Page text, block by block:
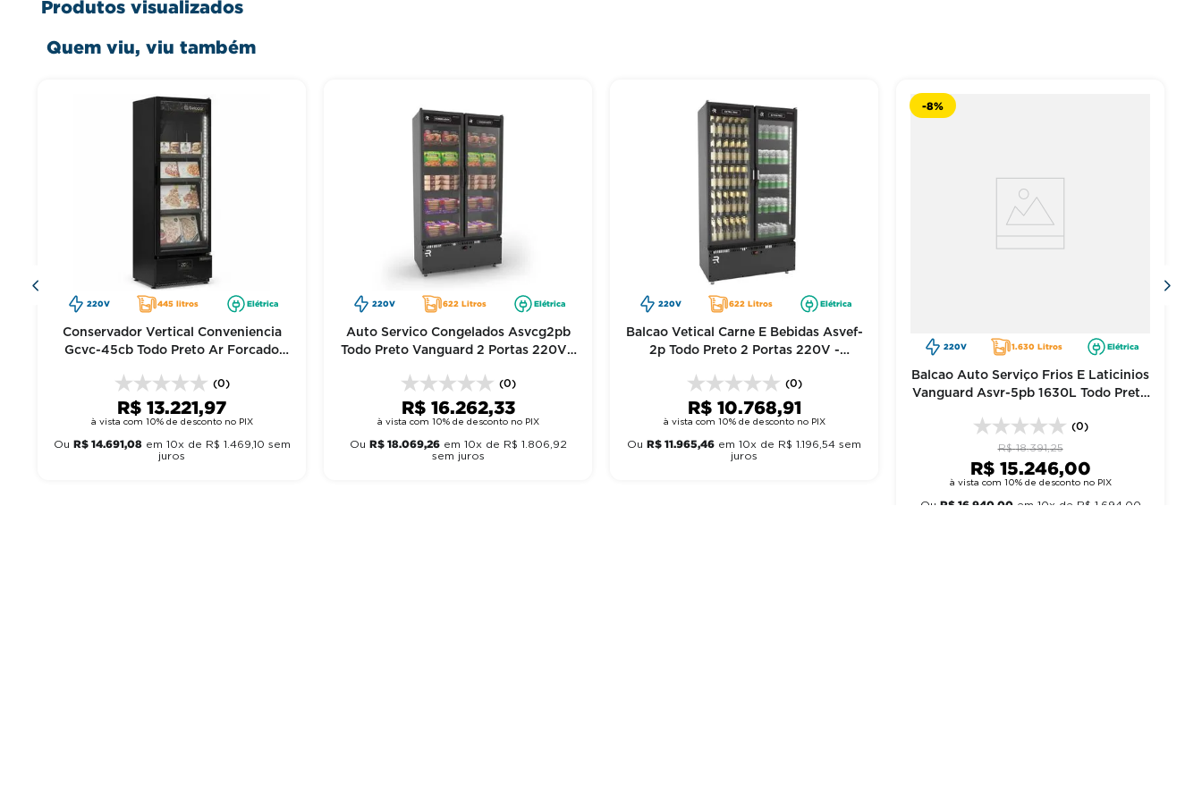
Questões sobre sistema de refrigeração ou dimensões do Expositor de auto serviço - nossa equipe responde com dados técnicos precisos. Use a caixa de perguntas logo abaixo do
Produtos visualizados
Quem viu, viu também
220V 445 litros Elétrica
Conservador Vertical Conveniencia
Gcvc-45cb Todo Preto Ar Forcado
(0)
R$ 13.221,97
à vista com 10% de desconto no PIX
Ou R$ 14.691,08em 10x de R$ 1 469 10 sem
juros
220V 622 Litros Elétrica
Auto Servico Congelados Asvcg2pb
Todo Preto Vanguard 2 Portas 220V -
(0)
R$ 16.262,33
à vista com 10% de desconto no PIX
Ou R$ 18.069,26em 10x de R$ 1 806 92
sem juros
220V 622 Litros Elétrica
Balcao Vetical Carne E Bebidas Asvef-
2p Todo Preto 2 Portas 220V -
(0)
R$ 10.768,91
à vista com 10% de desconto no PIX
Ou R$ 11.965,46 em 10x de R$ 1 196 54 sem
juros
-8%
220V 1.630 Litros Elétrica
Balcao Auto Serviço Frios E Laticinios
Vanguard Asvr-5pb 1630L Todo Preto
(0)
R$ 18.391,25
R$ 15.246,00
à vista com 10% de desconto no PIX
Ou R$ 16 940, 00em 10x de R$ 1 694 00